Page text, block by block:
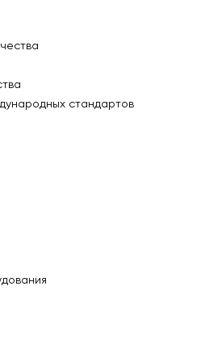
стандартов